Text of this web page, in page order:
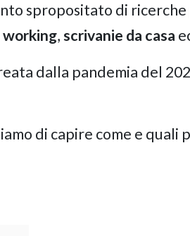
spropositato di
working,scrivanie da casa
dalla pandemia del
di capire come e quali